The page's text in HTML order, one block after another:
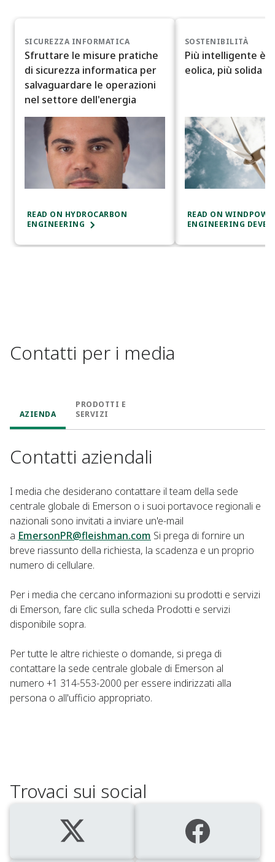
SICUREZZA INFORMATICA
Sfruttare le misure pratiche
di sicurezza informatica per
salvaguardare le operazioni
nel settore dell'energia
READ ON HYDROCARBON
ENGINEERING
SOSTENIBILITÀ
Più intelligente è
eolica, più solida
READ ON
Contatti per i media
AZIENDA
PRODOTTI E
SERVIZI
Contatti aziendali
I media che desiderano contattare il team della sede
centrale globale di Emerson o i suoi portavoce regionali e
nazionali sono invitati a inviare un'e-mail
a EmersonPR@fleishman.com Si prega di fornire un
breve riassunto della richiesta, la scadenza e un proprio
numero di cellulare.
Per i media che cercano informazioni su prodotti e servizi
di Emerson, fare clic sulla scheda Prodotti e servizi
disponibile sopra.
Per tutte le altre richieste o domande, si prega di
contattare la sede centrale globale di Emerson al
numero +1 314-553-2000 per essere indirizzati alla
persona o all'ufficio appropriato.
Trovaci sui social